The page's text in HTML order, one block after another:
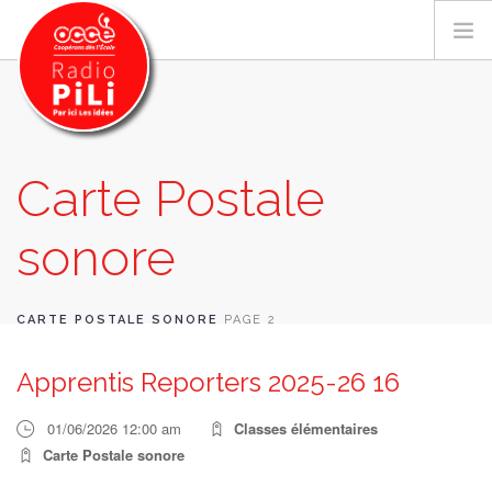
GRILLE DES PROGRAMMES
SUR LE TERRITOIRE
RESSOURCES
RECHERCHER
Carte Postale
sonore
CARTE POSTALE SONORE PAGE 2
Apprentis Reporters 2025-26 16
01/06/2026 12:00 am
Classes élémentaires
Carte Postale sonore